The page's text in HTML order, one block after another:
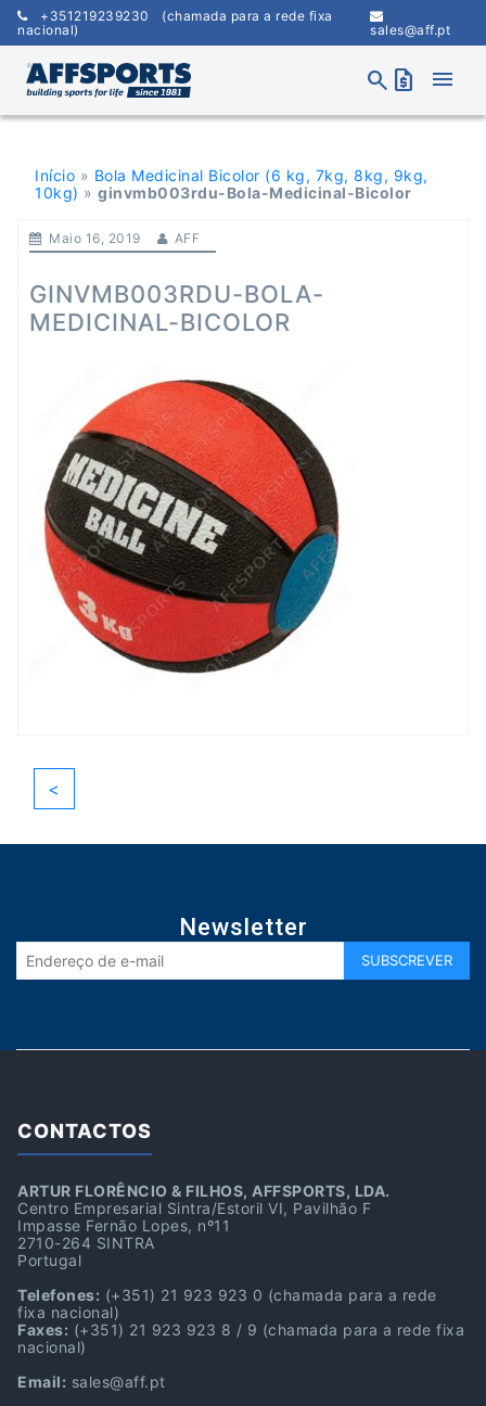
Skip
content
+351219239230 (chamada para a rede fixa
nacional)
sales@aff.pt
search request_quote menu
Início » Bola Medicinal Bicolor (6 kg, 7kg, 8kg, 9kg,
10kg) » ginvmb003rdu-Bola-Medicinal-Bicolor
Maio 16, 2019 AFF
GINVMB003RDU-BOLA-
MEDICINAL-BICOLOR
<
Newsletter
CONTACTOS
ARTUR FLORÊNCIO & FILHOS, AFFSPORTS, LDA.
Centro Empresarial Sintra/Estoril VI, Pavilhão F
Impasse Fernão Lopes, nº11
2710-264 SINTRA
Portugal
Telefones: (+351) 21 923 923 0 (chamada para a rede
fixa nacional)
Faxes: (+351) 21 923 923 8 / 9 (chamada para a rede fixa
nacional)
Email: sales@aff.pt